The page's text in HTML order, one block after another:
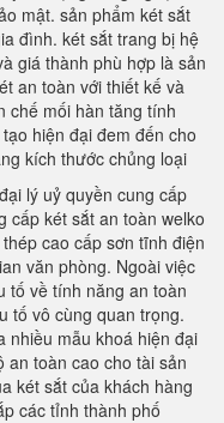
mật. sản phẩm két sắt
đình. két sắt trang bị hệ
giá thành phù hợp là sản
an toàn với thiết kế và
chế mối hàn tăng tính
hiện đại đem đến cho
kích thước chủng loại
đại lý uỷ quyền cung cấp
cấp két sắt an toàn welko
cao cấp sơn tĩnh điện
văn phòng. Ngoài việc
tố về tính năng an toàn
tố vô cùng quan trọng.
nhiều mẫu khoá hiện đại
an toàn cao cho tài sản
két sắt của khách hàng
các tỉnh thành phố